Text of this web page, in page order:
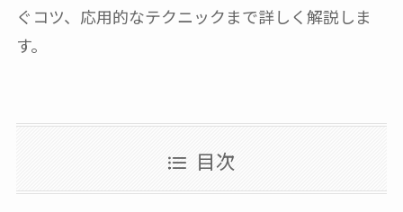
ぐコツ、応用的なテクニックまで詳しく解説しま
す。
目次